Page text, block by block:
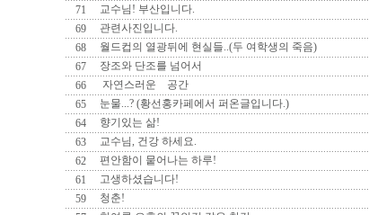
71
교수님! 부산입니다.
69
관련사진입니다.
68
월드컵의 열광뒤에 현실들..(두 여학생의 죽음)
67
장조와 단조를 넘어서
66
자연스러운 공간
65
눈물...? (황선홍카페에서 퍼온글입니다.)
64
향기있는 삶!
63
교수님, 건강 하세요.
62
편안함이 뭍어나는 하루!
61
고생하셨습니다!
59
청춘!